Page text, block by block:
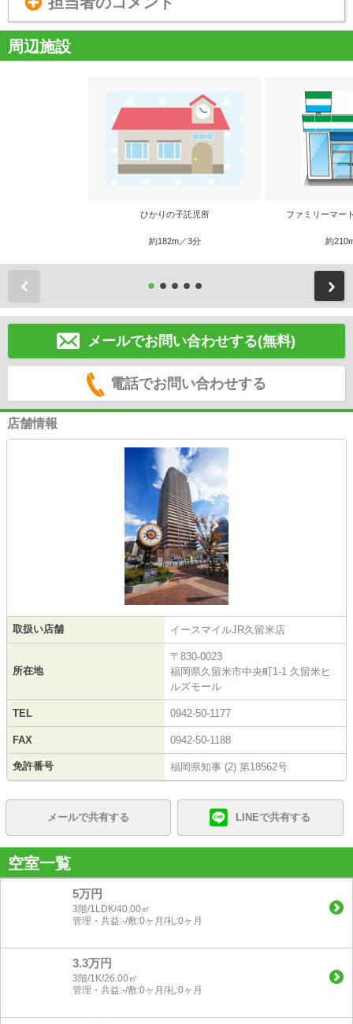
周辺施設
ひかりの子託児所
約182m／3分
ファミリーマー
約
メールでお問い合わせする(無料)
電話でお問い合わせする
店舗情報
取扱い店舗 イースマイルJR久留米店
所在地
〒830-0023
福岡県久留米市中央町1-1 久留米ヒ
ルズモール
TEL 0942-50-1177
FAX 0942-50-1188
免許番号 福岡県知事 (2) 第18562号
メールで共有する LINEで共有する
空室一覧
5万円
3階/1LDK/40.00㎡
管理・共益:-/敷:0ヶ月/礼:0ヶ月
3.3万円
3階/1K/26.00㎡
管理・共益:-/敷:0ヶ月/礼:0ヶ月